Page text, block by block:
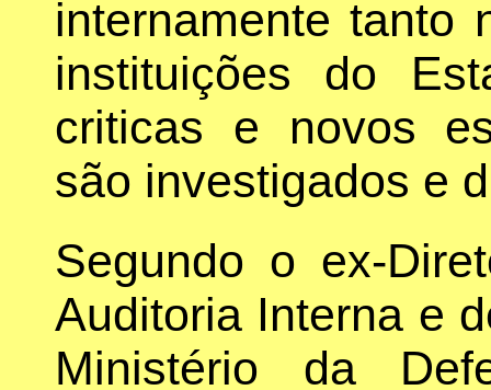
internamente tanto
instituições do
criticas e novos
são investigados e
Segundo o ex-
Auditoria Interna e
Ministério da